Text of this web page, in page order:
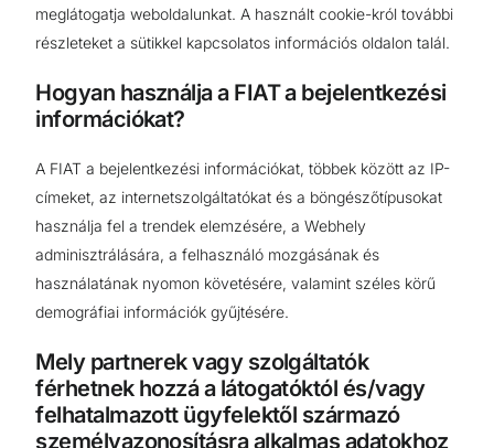
meglátogatja weboldalunkat. A használt cookie-król további
részleteket a sütikkel kapcsolatos információs oldalon talál.
Hogyan használja a FIAT a bejelentkezési
információkat?
A FIAT a bejelentkezési információkat, többek között az IP-
címeket, az internetszolgáltatókat és a böngészőtípusokat
használja fel a trendek elemzésére, a Webhely
adminisztrálására, a felhasználó mozgásának és
használatának nyomon követésére, valamint széles körű
demográfiai információk gyűjtésére.
Mely partnerek vagy szolgáltatók
férhetnek hozzá a látogatóktól és/vagy
felhatalmazott ügyfelektől származó
személyazonosításra alkalmas adatokhoz